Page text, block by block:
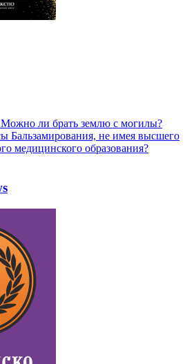
ли брать землю с могилы?
Бальзамирования, не имея высшего
медицинского образования?